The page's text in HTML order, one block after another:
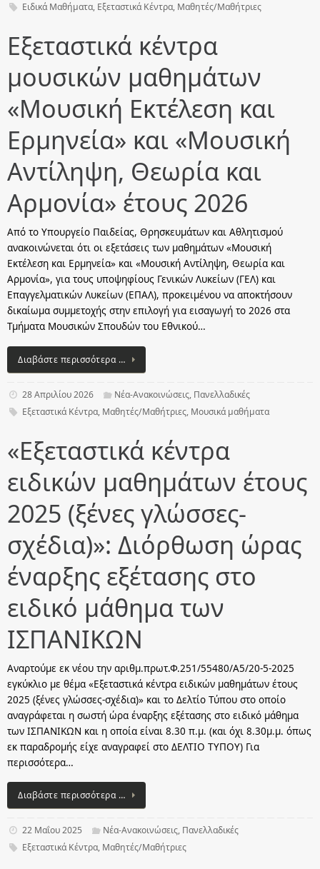
Ειδικά Μαθήματα, Εξεταστικά Κέντρα, Μαθητές/Μαθήτριες
Εξεταστικά κέντρα
μουσικών μαθημάτων
«Μουσική Εκτέλεση και
Ερμηνεία» και «Μουσική
Αντίληψη, Θεωρία και
Αρμονία» έτους 2026
Από το Υπουργείο Παιδείας, Θρησκευμάτων και Αθλητισμού
ανακοινώνεται ότι οι εξετάσεις των μαθημάτων «Μουσική
Εκτέλεση και Ερμηνεία» και «Μουσική Αντίληψη, Θεωρία και
Αρμονία», για τους υποψηφίους Γενικών Λυκείων (ΓΕΛ) και
Επαγγελματικών Λυκείων (ΕΠΑΛ), προκειμένου να αποκτήσουν
δικαίωμα συμμετοχής στην επιλογή για εισαγωγή το 2026 στα
Τμήματα Μουσικών Σπουδών του Εθνικού…
Διαβάστε περισσότερα …
28 Απριλίου 2026 Νέα-Ανακοινώσεις, Πανελλαδικές
Εξεταστικά Κέντρα, Μαθητές/Μαθήτριες, Μουσικά μαθήματα
«Εξεταστικά κέντρα
ειδικών μαθημάτων έτους
2025 (ξένες γλώσσες-
σχέδια)»: Διόρθωση ώρας
έναρξης εξέτασης στο
ειδικό μάθημα των
ΙΣΠΑΝΙΚΩΝ
Αναρτούμε εκ νέου την αριθμ.πρωτ.Φ.251/55480/Α5/20-5-2025
εγκύκλιο με θέμα «Εξεταστικά κέντρα ειδικών μαθημάτων έτους
2025 (ξένες γλώσσες-σχέδια)» και το Δελτίο Τύπου στο οποίο
αναγράφεται η σωστή ώρα έναρξης εξέτασης στο ειδικό μάθημα
των ΙΣΠΑΝΙΚΩΝ και η οποία είναι 8.30 π.μ. (και όχι 8.30μ.μ. όπως
εκ παραδρομής είχε αναγραφεί στο ΔΕΛΤΙΟ ΤΥΠΟΥ) Για
περισσότερα…
Διαβάστε περισσότερα …
22 Μαΐου 2025 Νέα-Ανακοινώσεις, Πανελλαδικές
Εξεταστικά Κέντρα, Μαθητές/Μαθήτριες